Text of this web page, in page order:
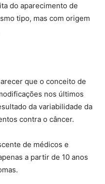
do aparecimento de
tipo, mas com origem
que o conceito de
nos últimos
da variabilidade da
contra o câncer.
de médicos e
a partir de 10 anos